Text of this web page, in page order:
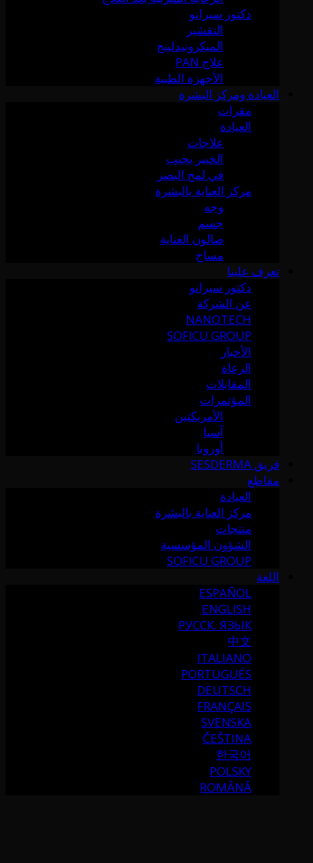
دكتور سيرانو
التقشير
الميكرونيدلينج
علاج PAN
الأجهزة الطبية
العيادة ومركز البشرة
مقرات
العيادة
علاجات
الخبير يجيب
في لمح البصر
مركز العناية بالبشرة
وجه
جسم
صالون العناية
مساج
تعرف علينا
دكتور سيرانو
عن الشركة
NANOTECH
SOFICU GROUP
الأخبار
الرعاة
المقابلات
المؤتمرات
الأمريكتين
آسيا
أوروبا
فريق SESDERMA
مقاطع
العيادة
مركز العناية بالبشرة
منتجات
الشؤون المؤسسية
SOFICU GROUP
اللغة
ESPAÑOL
ENGLISH
РУССК. ЯЗЫК
中文
ITALIANO
PORTUGUÉS
DEUTSCH
FRANÇAIS
SVENSKA
ČEŠTINA
한국어
POLSKY
ROMÂNĂ